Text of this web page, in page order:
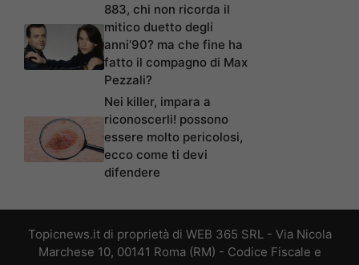
883, chi non ricorda il
mitico duetto degli
anni’90? ma che fine ha
fatto il compagno di Max
Pezzali?
Nei killer, impara a
riconoscerli! possono
essere molto pericolosi,
ecco come ti devi
difendere
Topicnews.it di proprietà di WEB 365 SRL - Via Nicola
Marchese 10, 00141 Roma (RM) - Codice Fiscale e